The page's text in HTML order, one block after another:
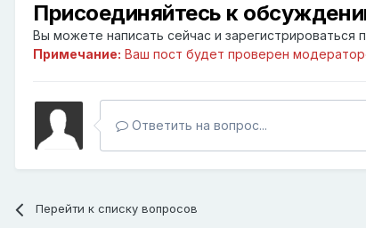
Присоединяйтесь к
Вы можете написать сейчас и зарегистрироваться
Примечание: Ваш пост будет проверен
Ответить на вопрос...
Перейти к списку вопросов